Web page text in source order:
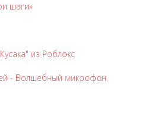
шаги»
из Роблокс
- Волшебный микрофон